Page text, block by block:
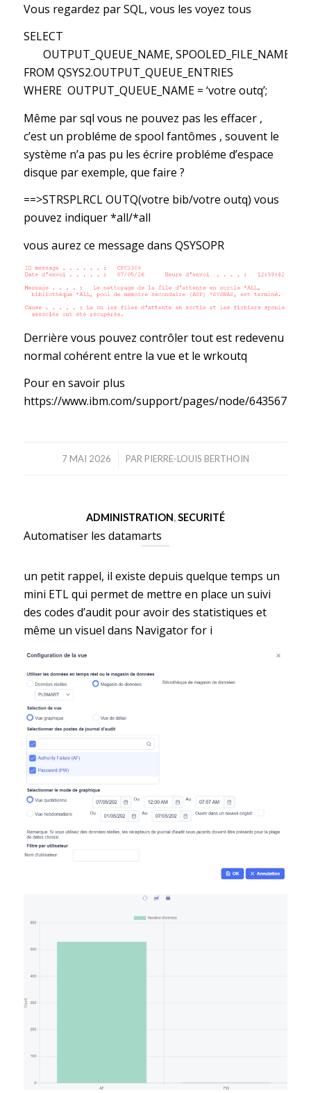
Vous regardez par SQL, vous les voyez tous
SELECT
OUTPUT_QUEUE_NAME, SPOOLED_FILE_NAME,
FROM QSYS2.OUTPUT_QUEUE_ENTRIES
WHERE OUTPUT_QUEUE_NAME = ‘votre outq’;
Même par sql vous ne pouvez pas les effacer ,
c’est un probléme de spool fantômes , souvent le
système n’a pas pu les écrire probléme d’espace
disque par exemple, que faire ?
==>STRSPLRCL OUTQ(votre bib/votre outq) vous
pouvez indiquer *all/*all
vous aurez ce message dans QSYSOPR
Derrière vous pouvez contrôler tout est redevenu
normal cohérent entre la vue et le wrkoutq
Pour en savoir plus
https://www.ibm.com/support/pages/node/643567
7 MAI 2026
/ PAR PIERRE-LOUIS BERTHOIN
ADMINISTRATION,SECURITÉ
Automatiser les datamarts
un petit rappel, il existe depuis quelque temps un
mini ETL qui permet de mettre en place un suivi
des codes d’audit pour avoir des statistiques et
même un visuel dans Navigator for i